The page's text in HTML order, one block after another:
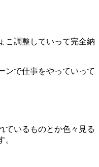
こ調整していって完全納
ンで仕事をやっていって
ているものとか色々見る
。